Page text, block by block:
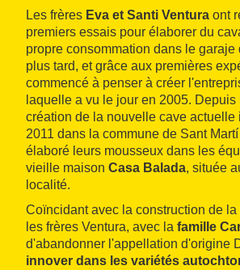
Les frères Eva et Santi Ventura ont
premiers essais pour élaborer du
propre consommation dans le garaje
plus tard, et grâce aux premières
commencé à penser à créer
laquelle a vu le jour en 2005.
création de la nouvelle cave actuelle
2011 dans la commune de Sant
élaboré leurs mousseux dans les
vieille maison Casa Balada, située
localité.
Coïncidant avec la construction de
les frères Ventura, avec la famille
d'abandonner l'appellation d'origine
innover dans les variétés